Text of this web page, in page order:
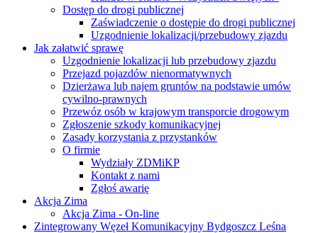
Dostęp do drogi publicznej
Zaświadczenie o dostępie do drogi publicznej
Uzgodnienie lokalizacji/przebudowy zjazdu
Jak załatwić sprawę
Uzgodnienie lokalizacji lub przebudowy zjazdu
Przejazd pojazdów nienormatywnych
Dzierżawa lub najem gruntów na podstawie umów
cywilno-prawnych
Przewóz osób w krajowym transporcie drogowym
Zgłoszenie szkody komunikacyjnej
Zasady korzystania z przystanków
O firmie
Wydziały ZDMiKP
Kontakt z nami
Zgłoś awarię
Akcja Zima
Akcja Zima - On-line
Zintegrowany Węzeł Komunikacyjny Bydgoszcz Leśna